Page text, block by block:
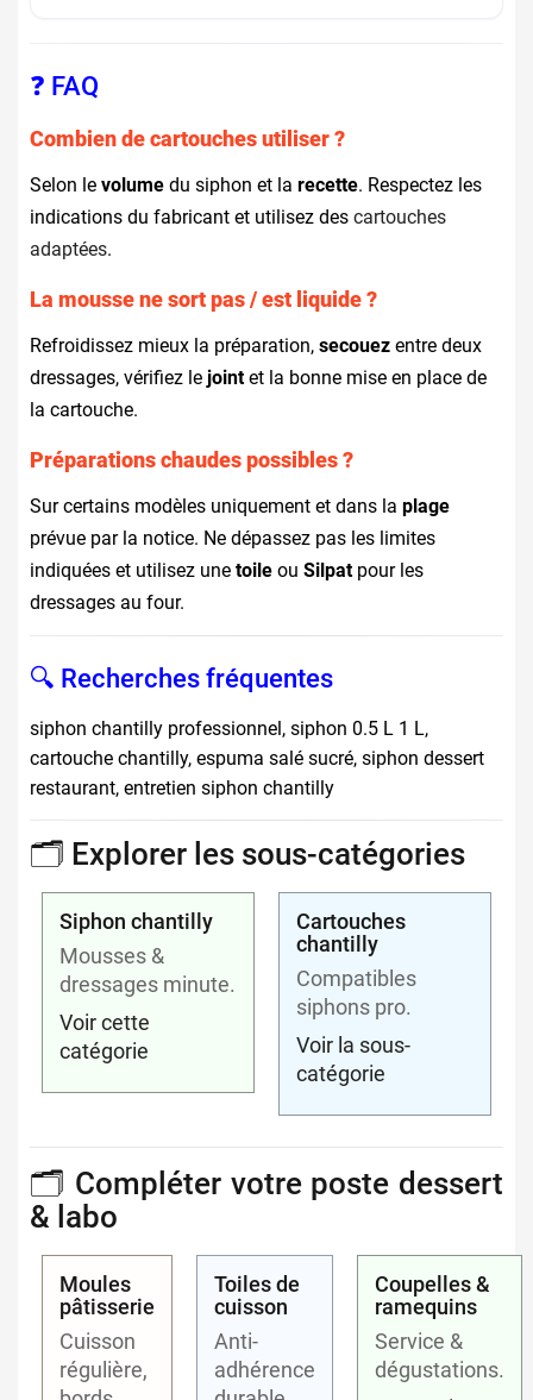
❓ FAQ
Combien de cartouches utiliser ?
Selon le volume du siphon et la recette. Respectez les
indications du fabricant et utilisez des cartouches
adaptées.
La mousse ne sort pas / est liquide ?
Refroidissez mieux la préparation, secouez entre deux
dressages, vérifiez le jointet la bonne mise en place de
la cartouche.
Préparations chaudes possibles ?
Sur certains modèles uniquement et dans la plage
prévue par la notice. Ne dépassez pas les limites
indiquées et utilisez une toile ou Silpatpour les
dressages au four.
🔍 Recherches fréquentes
siphon chantilly professionnel, siphon 0.5 L 1 L,
cartouche chantilly, espuma salé sucré, siphon dessert
restaurant, entretien siphon chantilly
🗂️ Explorer les sous-catégories
Siphon chantilly
Mousses &
dressages minute.
Voir cette
catégorie
Cartouches
chantilly
Compatibles
siphons pro.
Voir la sous-
catégorie
🗂️ Compléter votre poste dessert
& labo
Moules
pâtisserie
Cuisson
régulière,
Toiles de
cuisson
Anti-
adhérence
Coupelles &
ramequins
Service &
dégustations.